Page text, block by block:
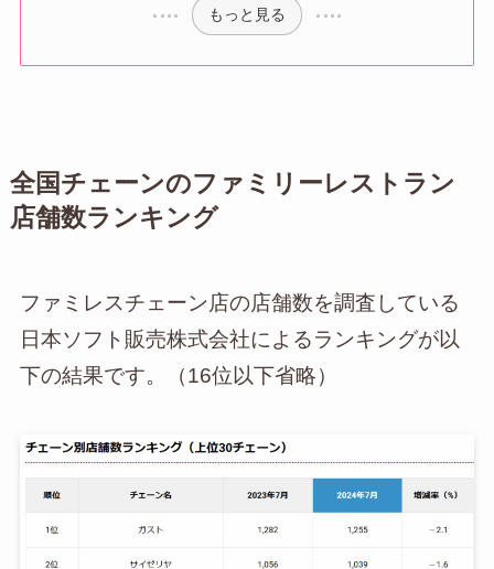
もっと見る
全国チェーンのファミリーレストラン
店舗数ランキング
ファミレスチェーン店の店舗数を調査している
日本ソフト販売株式会社によるランキングが以
下の結果です。（16位以下省略）